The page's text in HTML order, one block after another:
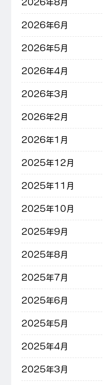
2026年8月
2026年6月
2026年5月
2026年4月
2026年3月
2026年2月
2026年1月
2025年12月
2025年11月
2025年10月
2025年9月
2025年8月
2025年7月
2025年6月
2025年5月
2025年4月
2025年3月